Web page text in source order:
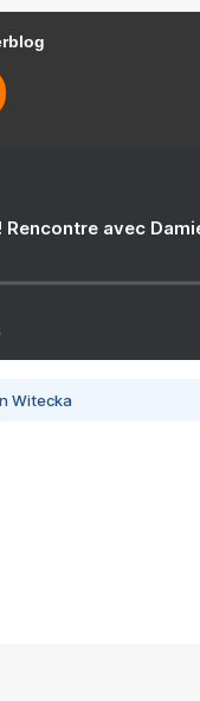
avec
Witecka